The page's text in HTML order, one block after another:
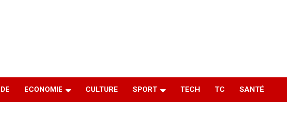
ECONOMIE CULTURE SPORT TECH TC SANTÉ